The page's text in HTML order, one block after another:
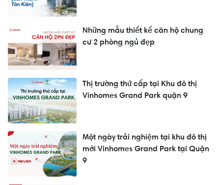
Những mẫu thiết kế căn hộ chung
cư 2 phòng ngủ đẹp
Thị trường thứ cấp tại Khu đô thị
Vinhomes Grand Park quận 9
Một ngày trải nghiệm tại khu đô thị
mới Vinhomes Grand Park tại Quận
9